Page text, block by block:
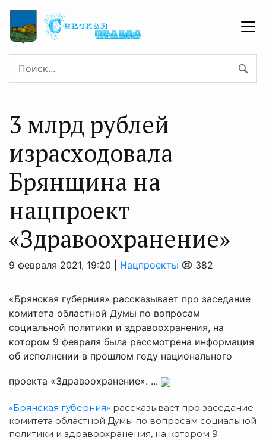
3 млрд рублей
израсходовала
Брянщина на
нацпроект
«Здравоохранение»
9 февраля 2021, 19:20 | Нацпроекты 382
«Брянская губерния» рассказывает про заседание
комитета областной Думы по вопросам
социальной политики и здравоохранения, на
котором 9 февраля была рассмотрена информация
об исполнении в прошлом году национального
проекта «Здравоохранение». ...
«Брянская губерния» рассказывает про заседание
комитета областной Думы по вопросам социальной
политики и здравоохранения, на котором 9